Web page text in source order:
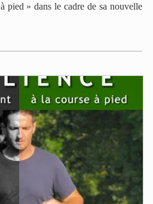
pied » dans le cadre de sa nouvelle